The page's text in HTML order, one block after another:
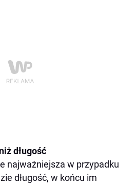
długość
najważniejsza w przypadku
długość, w końcu im